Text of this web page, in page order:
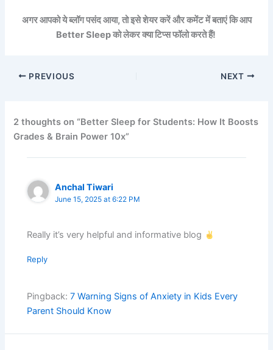
अगर आपको ये ब्लॉग पसंद आया, तो इसे शेयर करें और कमेंट में बताएं कि आप
Better Sleep को लेकर क्या टिप्स फॉलो करते हैं!
PREVIOUS NEXT
2 thoughts on “Better Sleep for Students: How It Boosts
Grades & Brain Power 10x”
Anchal Tiwari
June 15, 2025 at 6:22 PM
Really it’s very helpful and informative blog
Reply
Pingback:7 Warning Signs of Anxiety in Kids Every
Parent Should Know